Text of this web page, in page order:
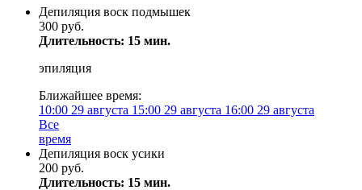
Депиляция воск подмышек
300 руб.
Длительность: 15 мин.
эпиляция
Ближайшее время:
10:00 29 августа 15:00 29 августа 16:00 29 августа
Все
время
Депиляция воск усики
200 руб.
Длительность: 15 мин.